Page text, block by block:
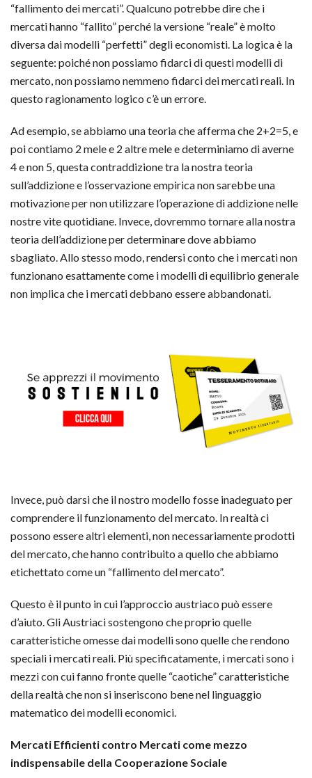
“fallimento dei mercati”. Qualcuno potrebbe dire che i
mercati hanno “fallito” perché la versione “reale” è molto
diversa dai modelli “perfetti” degli economisti. La logica è la
seguente: poiché non possiamo fidarci di questi modelli di
mercato, non possiamo nemmeno fidarci dei mercati reali. In
questo ragionamento logico c’è un errore.
Ad esempio, se abbiamo una teoria che afferma che 2+2=5, e
poi contiamo 2 mele e 2 altre mele e determiniamo di averne
4 e non 5, questa contraddizione tra la nostra teoria
sull’addizione e l’osservazione empirica non sarebbe una
motivazione per non utilizzare l’operazione di addizione nelle
nostre vite quotidiane. Invece, dovremmo tornare alla nostra
teoria dell’addizione per determinare dove abbiamo
sbagliato. Allo stesso modo, rendersi conto che i mercati non
funzionano esattamente come i modelli di equilibrio generale
non implica che i mercati debbano essere abbandonati.
Invece, può darsi che il nostro modello fosse inadeguato per
comprendere il funzionamento del mercato. In realtà ci
possono essere altri elementi, non necessariamente prodotti
del mercato, che hanno contribuito a quello che abbiamo
etichettato come un “fallimento del mercato”.
Questo è il punto in cui l’approccio austriaco può essere
d’aiuto. Gli Austriaci sostengono che proprio quelle
caratteristiche omesse dai modelli sono quelle che rendono
speciali i mercati reali. Più specificatamente, i mercati sono i
mezzi con cui fanno fronte quelle “caotiche” caratteristiche
della realtà che non si inseriscono bene nel linguaggio
matematico dei modelli economici.
Mercati Efficienti contro Mercati come mezzo
indispensabile della Cooperazione Sociale